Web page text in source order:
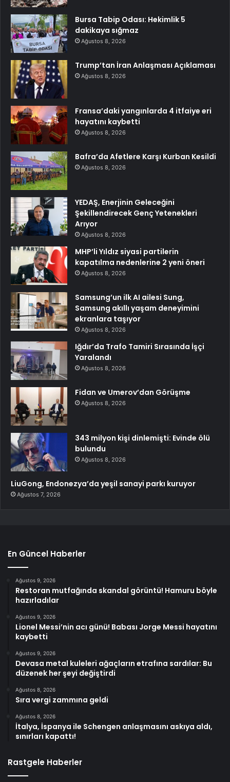
Bursa Tabip Odası: Hekimlik 5
dakikaya sığmaz
Ağustos 8, 2026
Trump’tan İran Anlaşması Açıklaması
Ağustos 8, 2026
Fransa’daki yangınlarda 4 itfaiye eri
hayatını kaybetti
Ağustos 8, 2026
Bafra’da Afetlere Karşı Kurban Kesildi
Ağustos 8, 2026
YEDAŞ, Enerjinin Geleceğini
Şekillendirecek Genç Yetenekleri
Arıyor
Ağustos 8, 2026
MHP’li Yıldız siyasi partilerin
kapatılma nedenlerine 2 yeni öneri
Ağustos 8, 2026
Samsung’un ilk AI ailesi Sung,
Samsung akıllı yaşam deneyimini
ekranlara taşıyor
Ağustos 8, 2026
Iğdır’da Trafo Tamiri Sırasında İşçi
Yaralandı
Ağustos 8, 2026
Fidan ve Umerov’dan Görüşme
Ağustos 8, 2026
343 milyon kişi dinlemişti: Evinde ölü
bulundu
Ağustos 8, 2026
LiuGong, Endonezya’da yeşil sanayi parkı kuruyor
Ağustos 7, 2026
En Güncel Haberler
Ağustos 9, 2026
Restoran mutfağında skandal görüntü! Hamuru böyle
hazırladılar
Ağustos 9, 2026
Lionel Messi’nin acı günü! Babası Jorge Messi hayatını
kaybetti
Ağustos 9, 2026
Devasa metal kuleleri ağaçların etrafına sardılar: Bu
düzenek her şeyi değiştirdi
Ağustos 8, 2026
Sıra vergi zammına geldi
Ağustos 8, 2026
İtalya, İspanya ile Schengen anlaşmasını askıya aldı,
sınırları kapattı!
Rastgele Haberler